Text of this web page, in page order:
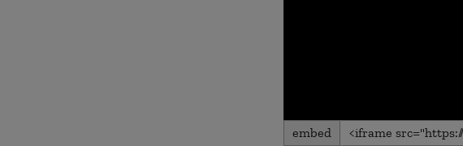
0
seconds
embed